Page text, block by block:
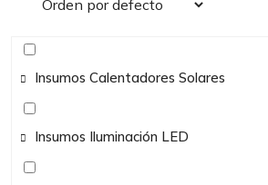
Insumos Aerogeneradores
Insumos Calentadores Solares
Insumos Iluminación LED